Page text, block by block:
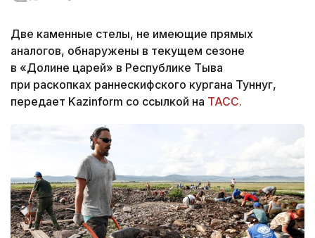
Две каменные стелы, не имеющие прямых
аналогов, обнаружены в текущем сезоне
в «Долине царей» в Республике Тыва
при раскопках раннескифского кургана Туннуг,
передает Kazinform со ссылкой на ТАСС.